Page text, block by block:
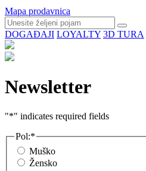
Mapa prodavnica
DOGAĐAJI LOYALTY 3D TURA
Newsletter
"*" indicates required fields
Pol:*
Muško
Žensko